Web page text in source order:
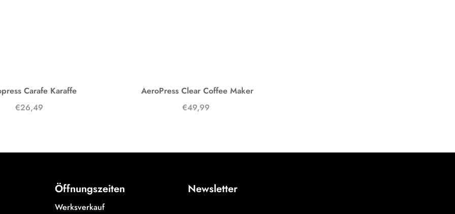
Carafe Karaffe
€26,49
AeroPress Clear Coffee Maker
€49,99
Öffnungszeiten
Werksverkauf
Newsletter